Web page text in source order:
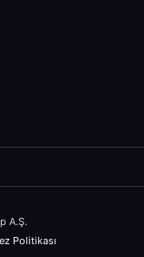
A.Ş.
Politikası